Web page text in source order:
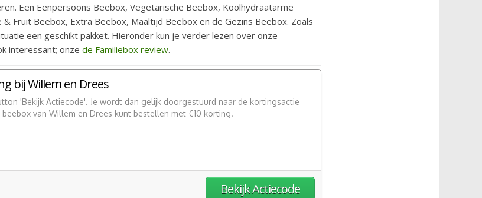
Een Eenpersoons Beebox, Vegetarische Beebox, Koolhydraatarme
Fruit Beebox, Extra Beebox, Maaltijd Beebox en de Gezins Beebox. Zoals
een geschikt pakket. Hieronder kun je verder lezen over onze
interessant; onze de Familiebox review.
bij Willem en Drees
'Bekijk Actiecode'. Je wordt dan gelijk doorgestuurd naar de kortingsactie
beebox van Willem en Drees kunt bestellen met €10 korting.
Bekijk Actiecode